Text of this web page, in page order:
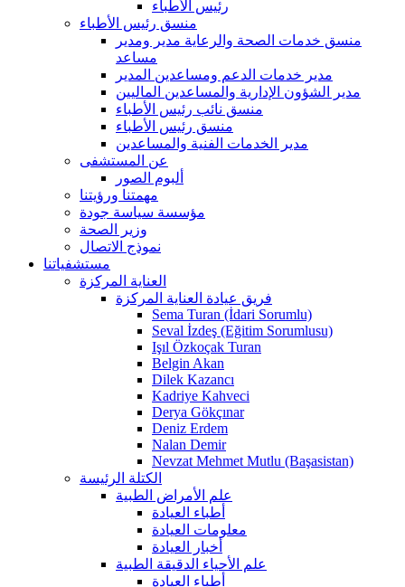
رئيس الأطباء
منسق رئيس الأطباء
منسق خدمات الصحة والرعاية مدير ومدير
مساعد
مدير خدمات الدعم ومساعدين المدير
مدير الشؤون الإدارية والمساعدين الماليين
منسق نائب رئيس الأطباء
منسق رئيس الأطباء
مدير الخدمات الفنية والمساعدين
عن المستشفى
ألبوم الصور
مهمتنا ورؤيتنا
مؤسسة سياسة جودة
وزير الصحة
نموذج الاتصال
مستشفياتنا
العناية المركزة
فريق عيادة العناية المركزة
Sema Turan (İdari Sorumlu)
Seval İzdeş (Eğitim Sorumlusu)
Işıl Özkoçak Turan
Belgin Akan
Dilek Kazancı
Kadriye Kahveci
Derya Gökçınar
Deniz Erdem
Nalan Demir
Nevzat Mehmet Mutlu (Başasistan)
الكتلة الرئيسة
علم الأمراض الطبية
أطباء العيادة
معلومات العيادة
أخبار العيادة
علم الأحياء الدقيقة الطبية
أطباء العيادة